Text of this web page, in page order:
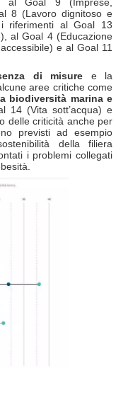
al Goal 9 (Imprese,
8 (Lavoro dignitoso e
riferimenti al Goal 13
al Goal 4 (Educazione
e al Goal 11
di misure e la
aree critiche come
biodiversità marina e
14 (Vita sott’acqua) e
delle criticità anche per
previsti ad esempio
della filiera
i problemi collegati